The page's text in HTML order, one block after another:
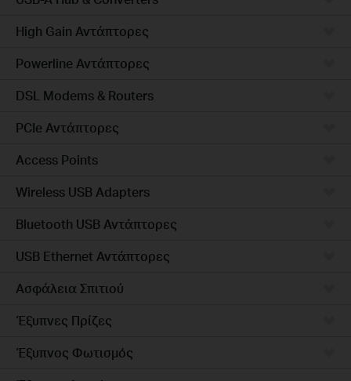
High Gain Αντάπτορες
Powerline Αντάπτορες
DSL Modems & Routers
PCIe Αντάπτορες
Access Points
Wireless USB Adapters
Bluetooth USB Αντάπτορες
USB Ethernet Αντάπτορες
Ασφάλεια Σπιτιού
Έξυπνες Πρίζες
Έξυπνος Φωτισμός